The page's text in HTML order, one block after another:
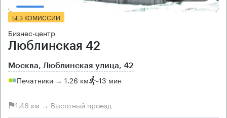
БЕЗ КОМИССИИ
Бизнес-центр
Люблинская 42
Москва, Люблинская улица, 42
Печатники → 1.26 км ~13 мин
1.46 км → Высотный проезд